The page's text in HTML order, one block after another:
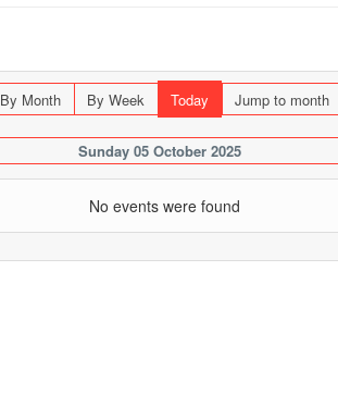
By Month By Week Today Jump to month
Sunday 05 October 2025
No events were found